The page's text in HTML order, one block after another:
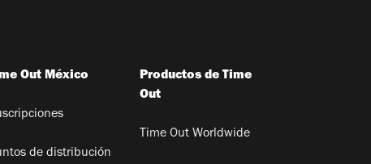
Out México
de distribución
Productos de Time
Out
Time Out Worldwide